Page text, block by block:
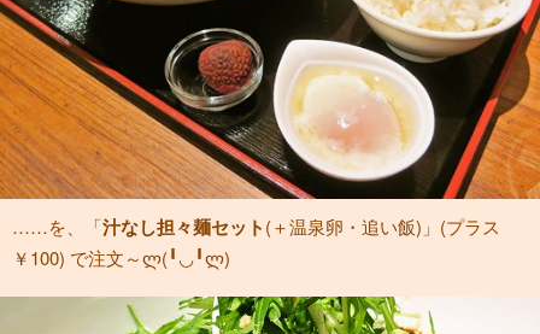
……を、「汁なし担々麺セット(＋温泉卵・追い飯)」(プラス
￥100) で注文～ლ(╹◡╹ლ)